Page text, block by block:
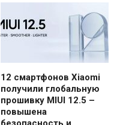
12 смартфонов Xiaomi
получили глобальную
прошивку MIUI 12.5 –
повышена